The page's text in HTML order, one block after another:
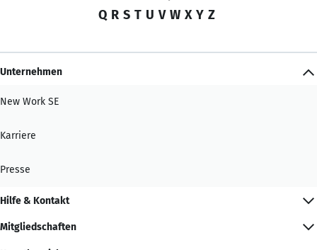
Q R S T U V W X Y Z
Unternehmen
New Work SE
Karriere
Presse
Hilfe & Kontakt
Mitgliedschaften